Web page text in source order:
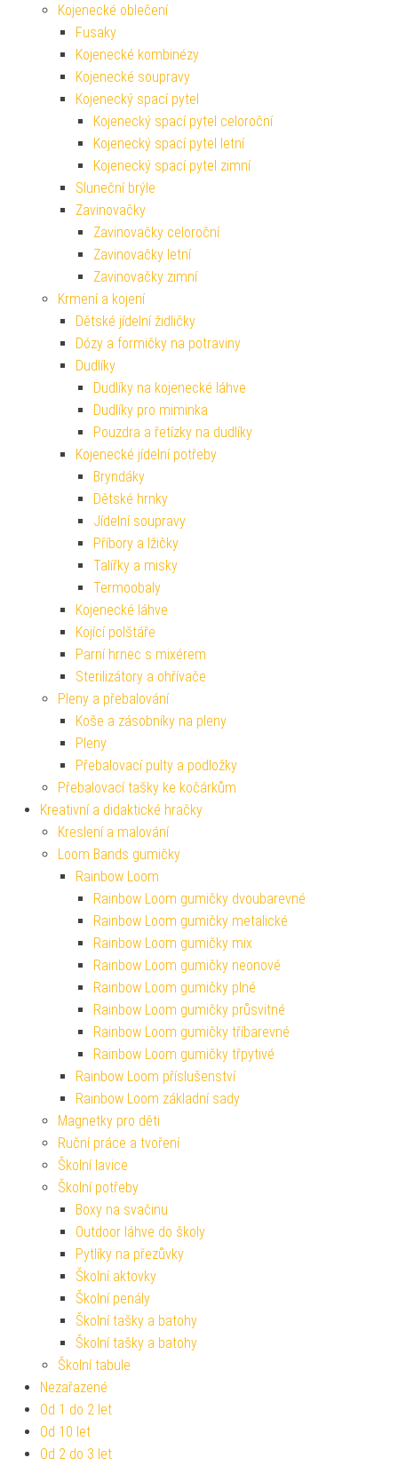
Kojenecké oblečení
Fusaky
Kojenecké kombinézy
Kojenecké soupravy
Kojenecký spací pytel
Kojenecký spací pytel celoroční
Kojenecký spací pytel letní
Kojenecký spací pytel zimní
Sluneční brýle
Zavinovačky
Zavinovačky celoroční
Zavinovačky letní
Zavinovačky zimní
Krmení a kojení
Dětské jídelní židličky
Dózy a formičky na potraviny
Dudlíky
Dudlíky na kojenecké láhve
Dudlíky pro miminka
Pouzdra a řetízky na dudlíky
Kojenecké jídelní potřeby
Bryndáky
Dětské hrnky
Jídelní soupravy
Příbory a lžičky
Talířky a misky
Termoobaly
Kojenecké láhve
Kojící polštáře
Parní hrnec s mixérem
Sterilizátory a ohřívače
Pleny a přebalování
Koše a zásobníky na pleny
Pleny
Přebalovací pulty a podložky
Přebalovací tašky ke kočárkům
Kreativní a didaktické hračky
Kreslení a malování
Loom Bands gumičky
Rainbow Loom
Rainbow Loom gumičky dvoubarevné
Rainbow Loom gumičky metalické
Rainbow Loom gumičky mix
Rainbow Loom gumičky neonové
Rainbow Loom gumičky plné
Rainbow Loom gumičky průsvitné
Rainbow Loom gumičky tříbarevné
Rainbow Loom gumičky třpytivé
Rainbow Loom příslušenství
Rainbow Loom základní sady
Magnetky pro děti
Ruční práce a tvoření
Školní lavice
Školní potřeby
Boxy na svačinu
Outdoor láhve do školy
Pytlíky na přezůvky
Školní aktovky
Školní penály
Školní tašky a batohy
Školní tašky a batohy
Školní tabule
Nezařazené
Od 1 do 2 let
Od 10 let
Od 2 do 3 let